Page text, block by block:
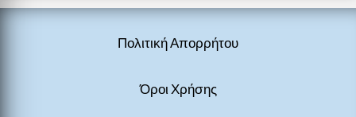
Πολιτική Απορρήτου
Όροι Χρήσης